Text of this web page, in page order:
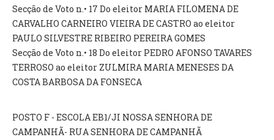
Secção de Voto n.• 17 Do eleitor MARIA FILOMENA DE
CARVALHO CARNEIRO VIEIRA DE CASTRO ao eleitor
PAULO SILVESTRE RIBEIRO PEREIRA GOMES
Secção de Voto n.• 18 Do eleitor PEDRO AFONSO TAVARES
TERROSO ao eleitor ZULMIRA MARIA MENESES DA
COSTA BARBOSA DA FONSECA
POSTO F - ESCOLA EB1/JI NOSSA SENHORA DE
CAMPANHÃ- RUA SENHORA DE CAMPANHÃ